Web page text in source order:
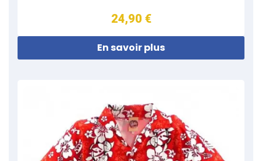
24,90 €
En savoir plus